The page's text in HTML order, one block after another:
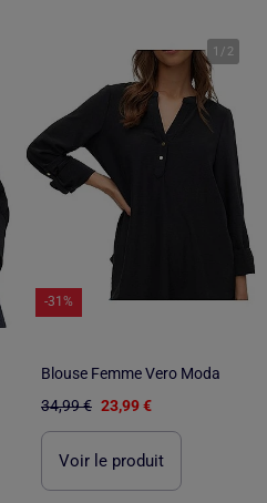
1 / 2
-31%
Blouse Femme Vero Moda
34,99 € 23,99 €
Voir le produit